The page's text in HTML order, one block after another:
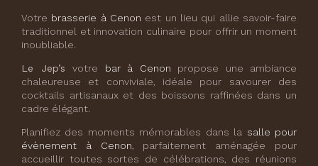
Votre brasserie à Cenon est un lieu qui allie savoir-faire
traditionnel et innovation culinaire pour offrir un moment
inoubliable.
Le Jep’s votre bar à Cenon propose une ambiance
chaleureuse et conviviale, idéale pour savourer des
cocktails artisanaux et des boissons raffinées dans un
cadre élégant.
Planifiez des moments mémorables dans la salle pour
évènement à Cenon , parfaitement aménagée pour
accueillir toutes sortes de célébrations, des réunions